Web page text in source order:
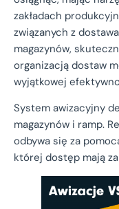
zakładach
związanych z
magazynów,
organizacją dostaw
wyjątkowej
System awizacyjny
magazynów i ramp.
odbywa się za
której dostęp mają